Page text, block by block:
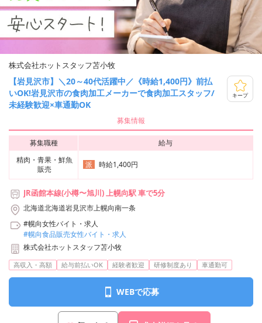
株式会社ホットスタッフ苫小牧
【岩見沢市】＼20～40代活躍中／《時給1,400円》前払
いOK!岩見沢市の食肉加工メーカーで食肉加工スタッフ/
未経験歓迎×車通勤OK
キープ
募集情報
募集職種
給与
精肉・青果・鮮魚
販売
派 時給1,400円
JR函館本線(小樽〜旭川) 上幌向駅 車で5分
北海道北海道岩見沢市上幌向南一条
#幌向女性バイト・求人
#幌向食品販売女性バイト・求人
株式会社ホットスタッフ苫小牧
高収入・高額 給与前払いOK 経験者歓迎 研修制度あり 車通勤可
WEBで応募